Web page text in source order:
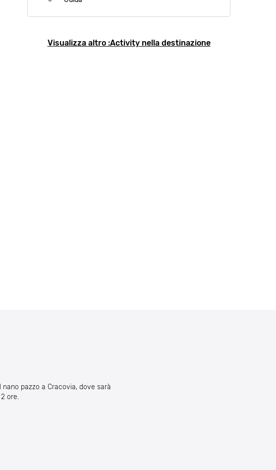
Visualizza altro :Activity nella destinazione
pazzo a Cracovia, dove sarà
ore.